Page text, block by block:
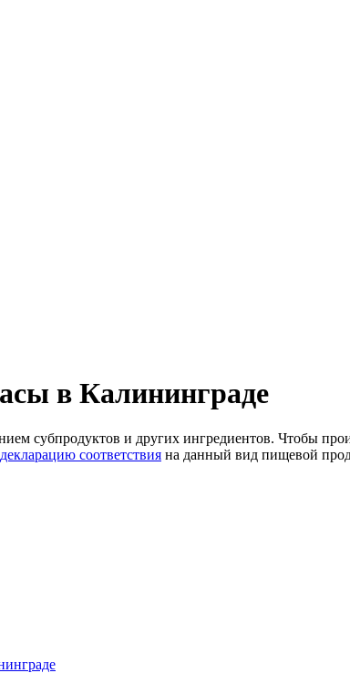
в Калининграде
субпродуктов и других ингредиентов. Чтобы
декларацию соответствия на данный вид пищевой